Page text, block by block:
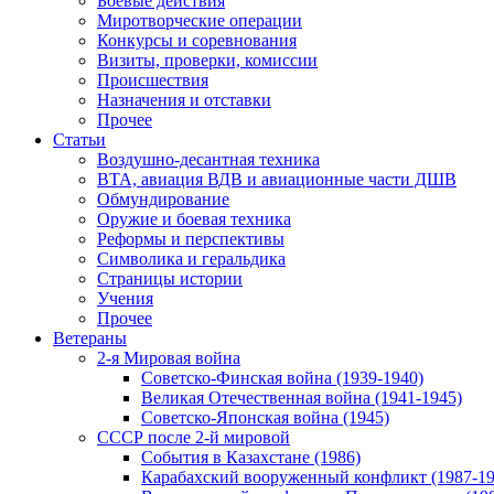
Миротворческие операции
Конкурсы и соревнования
Визиты, проверки, комиссии
Происшествия
Назначения и отставки
Прочее
Статьи
Воздушно-десантная техника
ВТА, авиация ВДВ и авиационные части ДШВ
Обмундирование
Оружие и боевая техника
Реформы и перспективы
Символика и геральдика
Страницы истории
Учения
Прочее
Ветераны
2-я Мировая война
Советско-Финская война (1939-1940)
Великая Отечественная война (1941-1945)
Советско-Японская война (1945)
СССР после 2-й мировой
События в Казахстане (1986)
Карабахский вооруженный конфликт (1987-